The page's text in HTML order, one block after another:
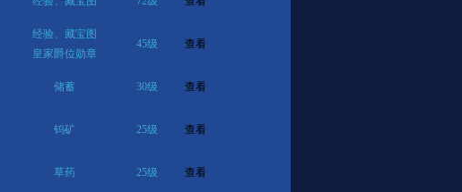
经验、藏宝图
皇家爵位勋章
45级 查看
储蓄 30级 查看
钨矿 25级 查看
草药 25级 查看